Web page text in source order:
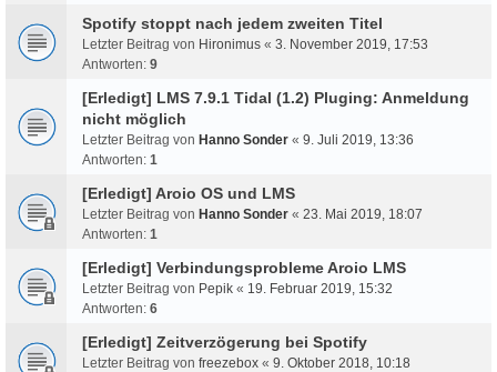
Spotify stoppt nach jedem zweiten Titel
Letzter Beitrag von Hironimus « 3. November 2019, 17:53
Antworten: 9
[Erledigt] LMS 7.9.1 Tidal (1.2) Pluging: Anmeldung
nicht möglich
Letzter Beitrag von Hanno Sonder « 9. Juli 2019, 13:36
Antworten: 1
[Erledigt] Aroio OS und LMS
Letzter Beitrag von Hanno Sonder « 23. Mai 2019, 18:07
Antworten: 1
[Erledigt] Verbindungsprobleme Aroio LMS
Letzter Beitrag von Pepik « 19. Februar 2019, 15:32
Antworten: 6
[Erledigt] Zeitverzögerung bei Spotify
Letzter Beitrag von freezebox « 9. Oktober 2018, 10:18